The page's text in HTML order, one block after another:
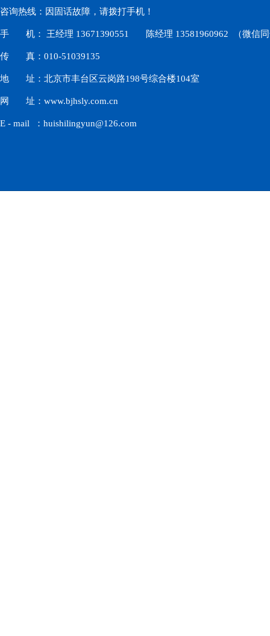
咨询热线：因固话故障，请拨打手机！
手 机： 王经理 13671390551 陈经理 13581960962 （微信同
传 真：010-51039135
地 址：北京市丰台区云岗路198号综合楼104室
网 址：www.bjhsly.com.cn
E - mail ：huishilingyun@126.com